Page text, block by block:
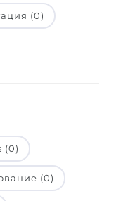
(0)
(0)
(0)